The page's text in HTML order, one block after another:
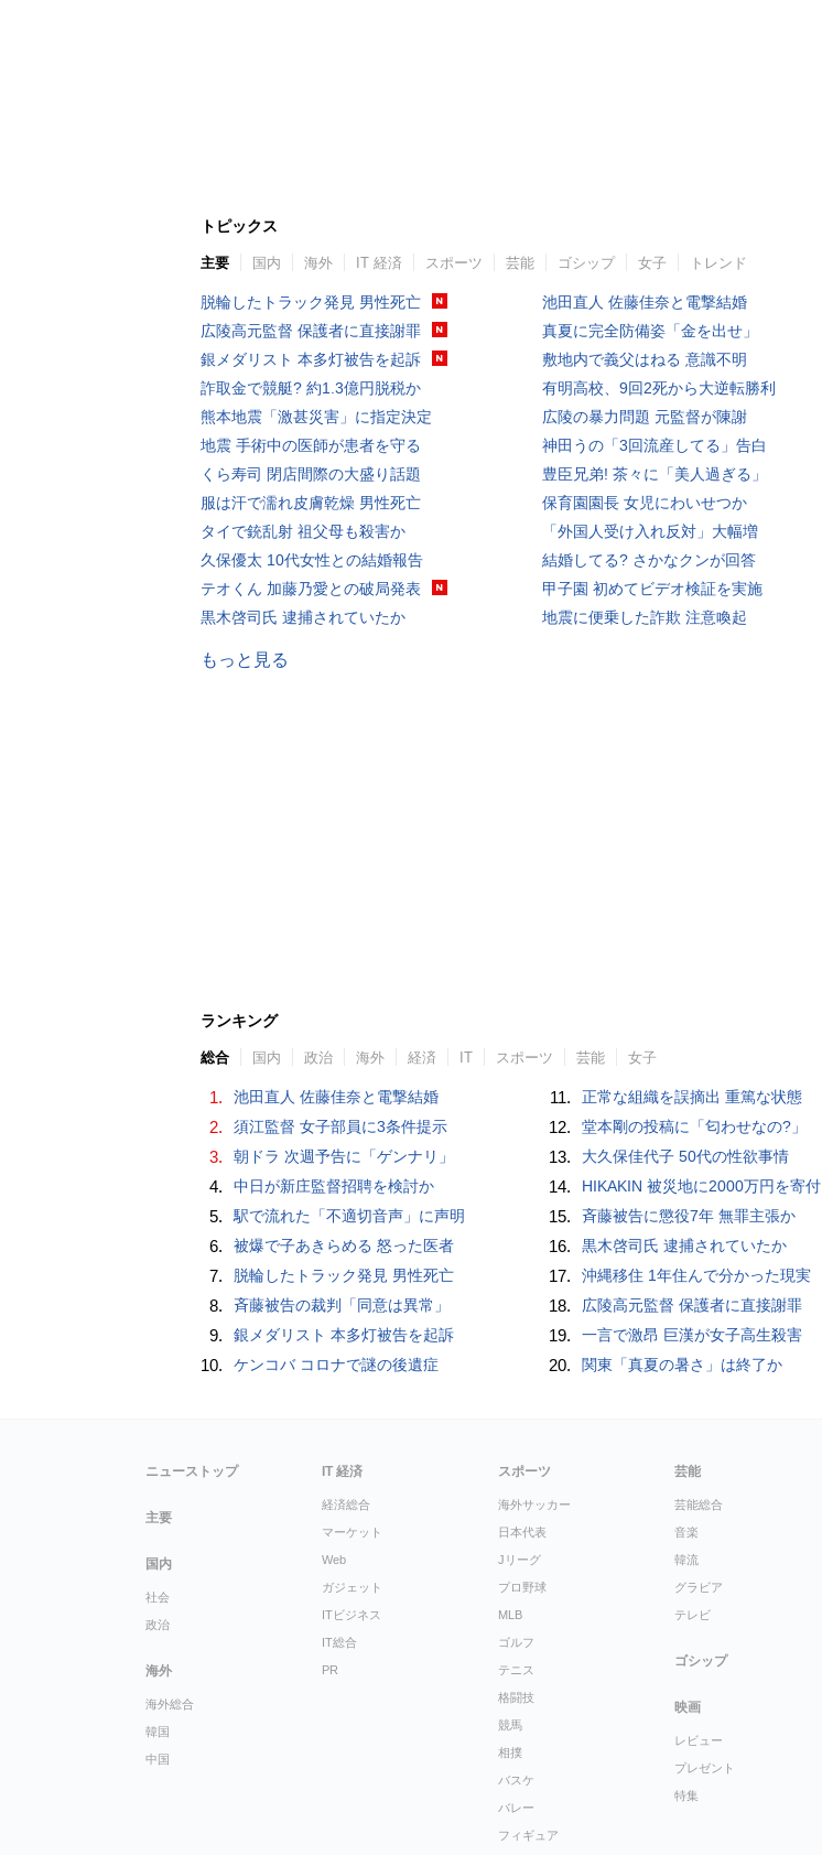
トピックス
主要 国内 海外 IT 経済 スポーツ 芸能 ゴシップ 女子 トレンド
脱輪したトラック発見 男性死亡
広陵高元監督 保護者に直接謝罪
銀メダリスト 本多灯被告を起訴
詐取金で競艇? 約1.3億円脱税か
熊本地震「激甚災害」に指定決定
地震 手術中の医師が患者を守る
くら寿司 閉店間際の大盛り話題
服は汗で濡れ皮膚乾燥 男性死亡
タイで銃乱射 祖父母も殺害か
久保優太 10代女性との結婚報告
テオくん 加藤乃愛との破局発表
黒木啓司氏 逮捕されていたか
池田直人 佐藤佳奈と電撃結婚
真夏に完全防備姿「金を出せ」
敷地内で義父はねる 意識不明
有明高校、9回2死から大逆転勝利
広陵の暴力問題 元監督が陳謝
神田うの「3回流産してる」告白
豊臣兄弟! 茶々に「美人過ぎる」
保育園園長 女児にわいせつか
「外国人受け入れ反対」大幅増
結婚してる? さかなクンが回答
甲子園 初めてビデオ検証を実施
地震に便乗した詐欺 注意喚起
もっと見る
ランキング
総合 国内 政治 海外 経済 IT スポーツ 芸能 女子
1. 池田直人 佐藤佳奈と電撃結婚
2. 須江監督 女子部員に3条件提示
3. 朝ドラ 次週予告に「ゲンナリ」
4. 中日が新庄監督招聘を検討か
5. 駅で流れた「不適切音声」に声明
6. 被爆で子あきらめる 怒った医者
7. 脱輪したトラック発見 男性死亡
8. 斉藤被告の裁判「同意は異常」
9. 銀メダリスト 本多灯被告を起訴
10. ケンコバ コロナで謎の後遺症
11. 正常な組織を誤摘出 重篤な状態
12. 堂本剛の投稿に「匂わせなの?」
13. 大久保佳代子 50代の性欲事情
14. HIKAKIN 被災地に2000万円を寄付
15. 斉藤被告に懲役7年 無罪主張か
16. 黒木啓司氏 逮捕されていたか
17. 沖縄移住 1年住んで分かった現実
18. 広陵高元監督 保護者に直接謝罪
19. 一言で激昂 巨漢が女子高生殺害
20. 関東「真夏の暑さ」は終了か
ニューストップ
主要
国内
社会
政治
海外
海外総合
韓国
中国
IT 経済
経済総合
マーケット
Web
ガジェット
ITビジネス
IT総合
PR
スポーツ
海外サッカー
日本代表
Jリーグ
プロ野球
MLB
ゴルフ
テニス
格闘技
競馬
相撲
バスケ
バレー
フィギュア
芸能
芸能総合
音楽
韓流
グラビア
テレビ
ゴシップ
映画
レビュー
プレゼント
特集